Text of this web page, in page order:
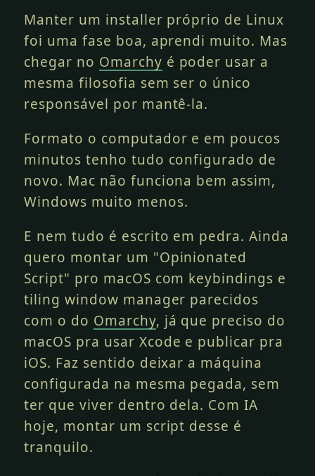
Manter um installer próprio de Linux
foi uma fase boa, aprendi muito. Mas
chegar no Omarchy é poder usar a
mesma filosofia sem ser o único
responsável por mantê-la.
Formato o computador e em poucos
minutos tenho tudo configurado de
novo. Mac não funciona bem assim,
Windows muito menos.
E nem tudo é escrito em pedra. Ainda
quero montar um "Opinionated
Script" pro macOS com keybindings e
tiling window manager parecidos
com o do Omarchy, já que preciso do
macOS pra usar Xcode e publicar pra
iOS. Faz sentido deixar a máquina
configurada na mesma pegada, sem
ter que viver dentro dela. Com IA
hoje, montar um script desse é
tranquilo.